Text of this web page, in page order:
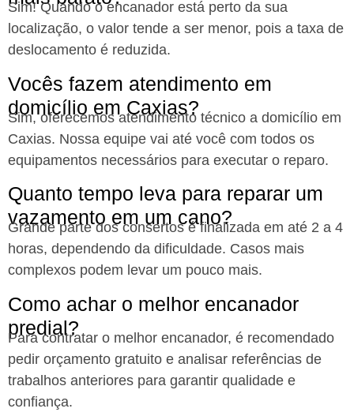
Sim! Quando o encanador está perto da sua
localização, o valor tende a ser menor, pois a taxa de
deslocamento é reduzida.
Vocês fazem atendimento em
domicílio em Caxias?
Sim, oferecemos atendimento técnico a domicílio em
Caxias. Nossa equipe vai até você com todos os
equipamentos necessários para executar o reparo.
Quanto tempo leva para reparar um
vazamento em um cano?
Grande parte dos consertos é finalizada em até 2 a 4
horas, dependendo da dificuldade. Casos mais
complexos podem levar um pouco mais.
Como achar o melhor encanador
predial?
Para contratar o melhor encanador, é recomendado
pedir orçamento gratuito e analisar referências de
trabalhos anteriores para garantir qualidade e
confiança.